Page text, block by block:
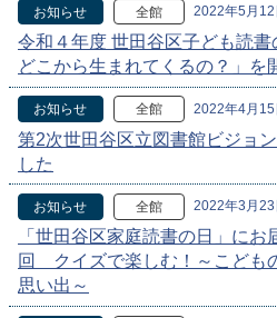
お知らせ 全館 2022年5月12
令和４年度 世田谷区子ども読
どこから生まれてくるの？」を
お知らせ 全館 2022年4月15
第2次世田谷区立図書館ビジョ
した
お知らせ 全館 2022年3月23
「世田谷区家庭読書の日」に
回 クイズで楽しむ！～こども
思い出～